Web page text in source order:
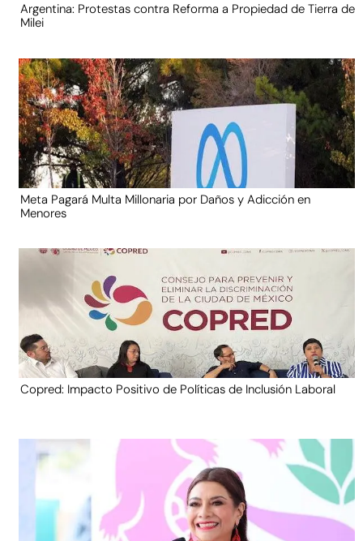
Argentina: Protestas contra Reforma a Propiedad de Tierra de
Milei
Meta Pagará Multa Millonaria por Daños y Adicción en
Menores
Copred: Impacto Positivo de Políticas de Inclusión Laboral